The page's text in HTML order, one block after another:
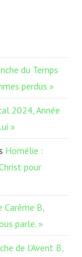
du Temps
perdus »
2024, Année
»
Homélie :
pour
B,
parle. »
de l’Avent B,